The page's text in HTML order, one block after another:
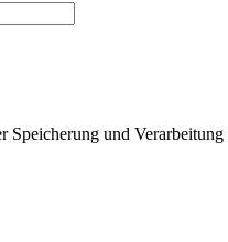
Speicherung und